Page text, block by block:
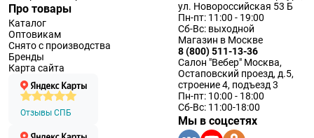
Про товары
Каталог
Оптовикам
Снято с производства
Бренды
Карта сайта
Отзывы СПБ
ул. Новороссийская 53 Б
Пн-пт: 11:00 - 19:00
Сб-Вс: выходной
Магазин в Москве
8 (800) 511-13-36
Салон "Вебер" Москва,
Остаповский проезд, д.5,
строение 4, подъезд 3
Пн-пт: 10:00 - 18:00
Сб-Вс: 11:00-18:00
Мы в соцсетях